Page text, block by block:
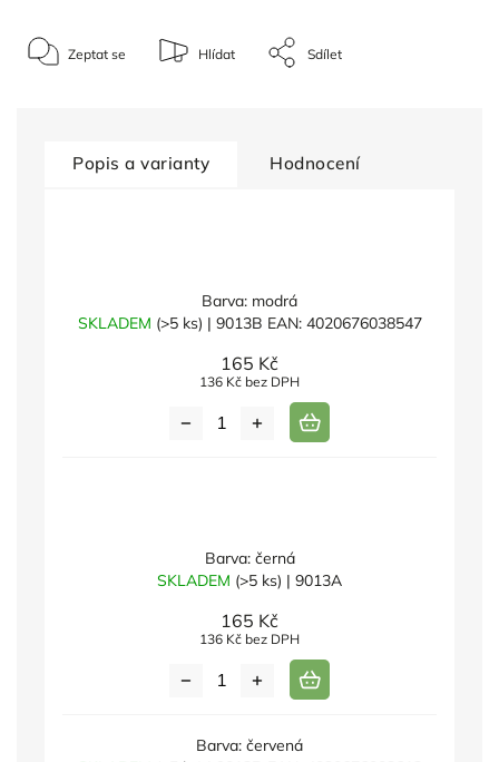
Zeptat se Hlídat Sdílet
Popis a varianty Hodnocení
Barva: modrá
SKLADEM (>5 ks) | 9013B EAN: 4020676038547
165 Kč
136 Kč bez DPH
Barva: černá
SKLADEM (>5 ks) | 9013A
165 Kč
136 Kč bez DPH
Barva: červená